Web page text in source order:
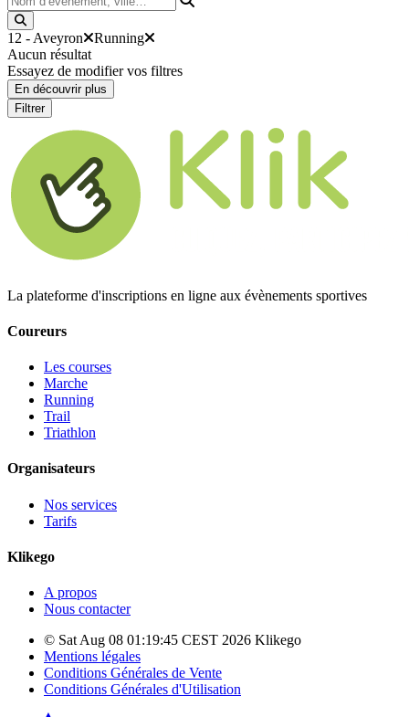
Nom d’évènement, ville…
12 - Aveyron
Running
Aucun résultat
Essayez de modifier vos filtres
En découvrir plus
Filtrer
La plateforme d'inscriptions en ligne aux évènements sportives
Coureurs
Les courses
Marche
Running
Trail
Triathlon
Organisateurs
Nos services
Tarifs
Klikego
A propos
Nous contacter
© Sat Aug 08 01:19:45 CEST 2026 Klikego
Mentions légales
Conditions Générales de Vente
Conditions Générales d'Utilisation